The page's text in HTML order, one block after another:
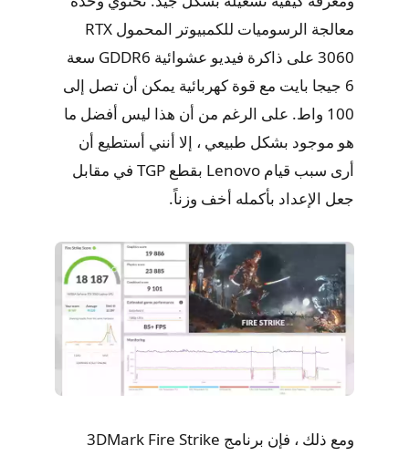
معالجة الرسوميات للكمبيوتر المحمول RTX
3060 على ذاكرة فيديو عشوائية GDDR6 سعة
6 جيجا بايت مع قوة كهربائية يمكن أن تصل إلى
100 واط. على الرغم من أن هذا ليس أفضل ما
هو موجود بشكل طبيعي ، إلا أنني أستطيع أن
أرى سبب قيام Lenovo بقطع TGP في مقابل
جعل الإعداد بأكمله أخف وزناً.
ومع ذلك ، فإن برنامج 3DMark Fire Strike